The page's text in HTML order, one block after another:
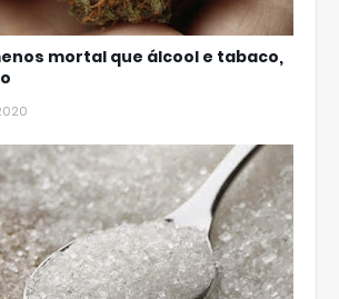
mortal que álcool e tabaco,